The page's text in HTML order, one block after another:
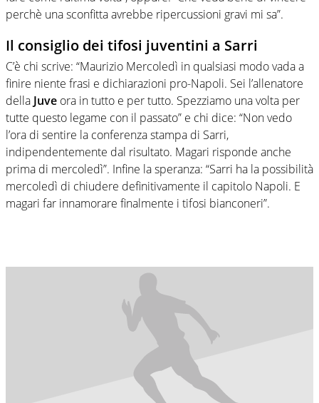
perchè una sconfitta avrebbe ripercussioni gravi mi sa”.
Il consiglio dei tifosi juventini a Sarri
C’è chi scrive: “Maurizio Mercoledì in qualsiasi modo vada a
finire niente frasi e dichiarazioni pro-Napoli. Sei l’allenatore
della Juve ora in tutto e per tutto. Spezziamo una volta per
tutte questo legame con il passato” e chi dice: “Non vedo
l’ora di sentire la conferenza stampa di Sarri,
indipendentemente dal risultato. Magari risponde anche
prima di mercoledì”. Infine la speranza: “Sarri ha la possibilità
mercoledì di chiudere definitivamente il capitolo Napoli. E
magari far innamorare finalmente i tifosi bianconeri”.